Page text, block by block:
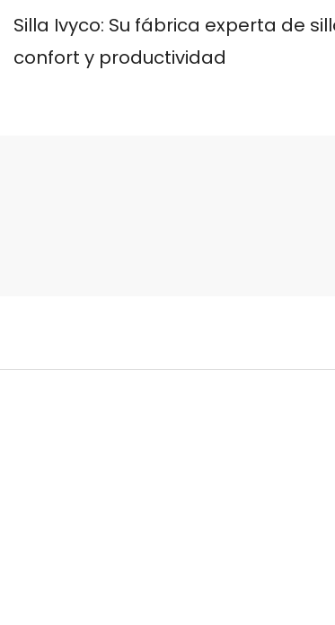
Silla Ivyco: Su fábrica experta de
confort y productividad